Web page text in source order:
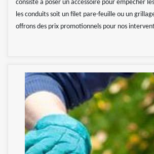
consiste à poser un accessoire pour empêcher
les conduits soit un filet pare-feuille ou un
offrons des prix promotionnels pour nos